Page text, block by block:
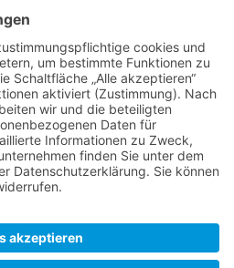
lassen
wie sieht's in den
Besonderheiten fragen ;)
Jahren